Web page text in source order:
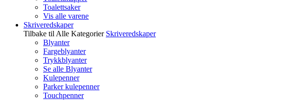
Toalettsaker
Vis alle varene
Skriveredskaper
Tilbake til Alle Kategorier Skriveredskaper
Blyanter
Fargeblyanter
Trykkblyanter
Se alle Blyanter
Kulepenner
Parker kulepenner
Touchpenner